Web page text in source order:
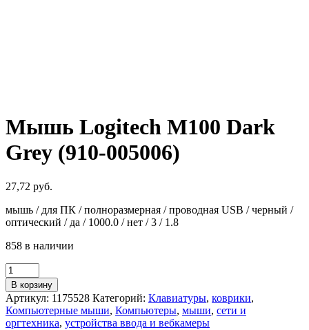
Мышь Logitech M100 Dark
Grey (910-005006)
27,72 руб.
мышь / для ПК / полноразмерная / проводная USB / черный /
оптический / да / 1000.0 / нет / 3 / 1.8
858 в наличии
Количество
товара
Мышь
Logitech
M100
В корзину
Артикул: 1175528 Категорий: Клавиатуры, коврики,
Компьютерные мыши, Компьютеры, мыши, сети и
оргтехника, устройства ввода и вебкамеры